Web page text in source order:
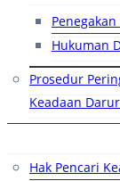
Hukuman
Prosedur
Keadaan
Hak Pencari